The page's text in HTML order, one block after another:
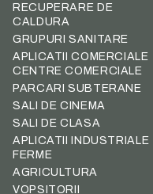
RECUPERARE DE
CALDURA
GRUPURI SANITARE
APLICATII COMERCIALE
CENTRE COMERCIALE
PARCARI SUBTERANE
SALI DE CINEMA
SALI DE CLASA
APLICATII INDUSTRIALE
FERME
AGRICULTURA
VOPSITORII